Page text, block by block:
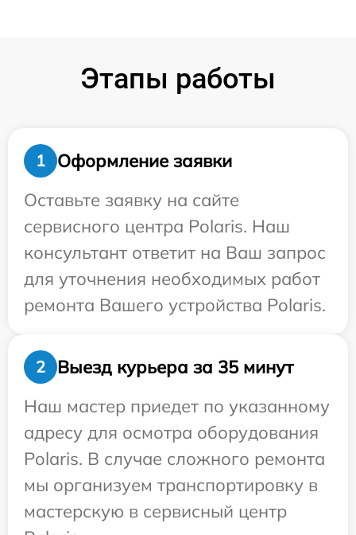
Этапы работы
1
Оформление заявки
Оставьте заявку на сайте
сервисного центра Polaris. Наш
консультант ответит на Ваш запрос
для уточнения необходимых работ
ремонта Вашего устройства Polaris.
2
Выезд курьера за 35 минут
Наш мастер приедет по указанному
адресу для осмотра оборудования
Polaris. В случае сложного ремонта
мы организуем транспортировку в
мастерскую в сервисный центр